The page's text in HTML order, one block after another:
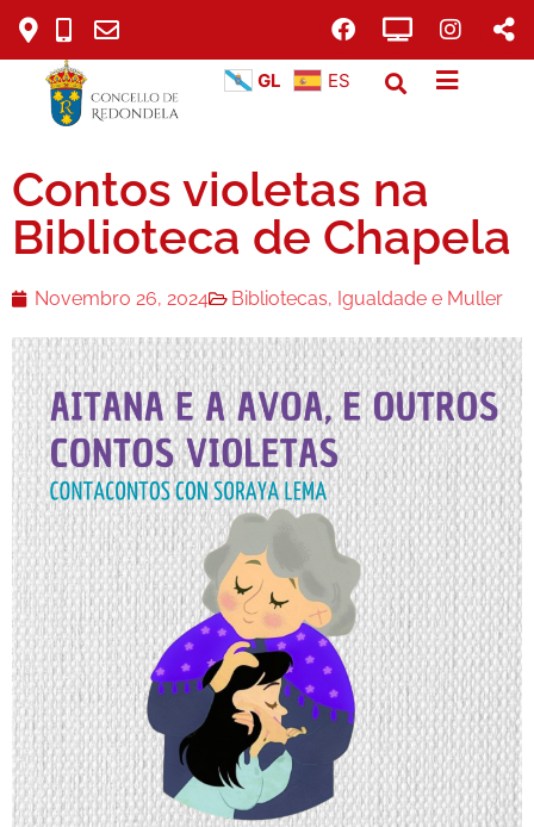
GL ES
Contos violetas na
Biblioteca de Chapela
Novembro 26, 2024 Bibliotecas, Igualdade e Muller